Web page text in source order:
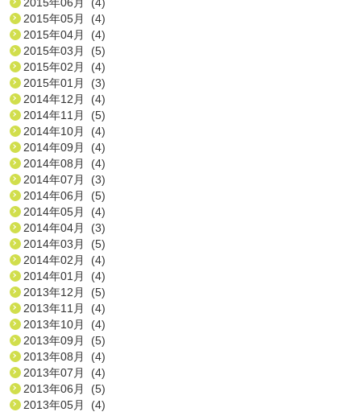
2015年05月 (4)
2015年04月 (4)
2015年03月 (5)
2015年02月 (4)
2015年01月 (3)
2014年12月 (4)
2014年11月 (5)
2014年10月 (4)
2014年09月 (4)
2014年08月 (4)
2014年07月 (3)
2014年06月 (5)
2014年05月 (4)
2014年04月 (3)
2014年03月 (5)
2014年02月 (4)
2014年01月 (4)
2013年12月 (5)
2013年11月 (4)
2013年10月 (4)
2013年09月 (5)
2013年08月 (4)
2013年07月 (4)
2013年06月 (5)
2013年05月 (4)